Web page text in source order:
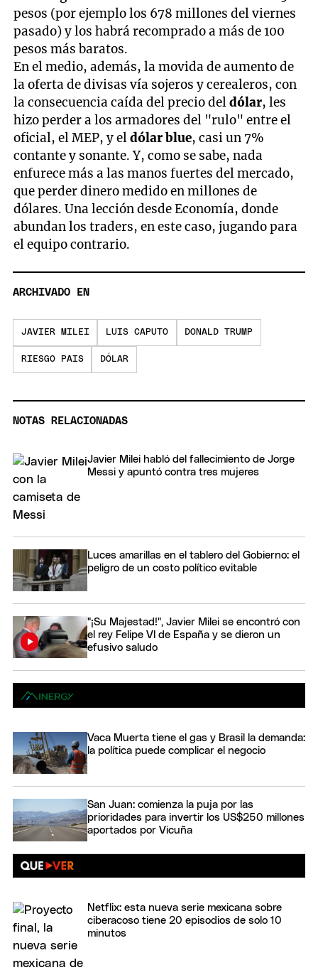
pesos (por ejemplo los 678 millones del viernes
pasado) y los habrá recomprado a más de 100
pesos más baratos.
En el medio, además, la movida de aumento de
la oferta de divisas vía sojeros y cerealeros, con
la consecuencia caída del precio deldólar, les
hizo perder a los armadores del "rulo" entre el
oficial, el MEP, y eldólar blue, casi un 7%
contante y sonante. Y, como se sabe, nada
enfurece más a las manos fuertes del mercado,
que perder dinero medido en millones de
dólares. Una lección desde Economía, donde
abundan los traders, en este caso, jugando para
el equipo contrario.
ARCHIVADO EN
JAVIER MILEI LUIS CAPUTO DONALD TRUMP
RIESGO PAIS DÓLAR
NOTAS RELACIONADAS
Javier Milei habló del fallecimiento de Jorge
Messi y apuntó contra tres mujeres
Luces amarillas en el tablero del Gobierno: el
peligro de un costo político evitable
"¡Su Majestad!", Javier Milei se encontró con
el rey Felipe VI de España y se dieron un
efusivo saludo
Vaca Muerta tiene el gas y Brasil la demanda:
la política puede complicar el negocio
San Juan: comienza la puja por las
prioridades para invertir los US$250 millones
aportados por Vicuña
Netflix: esta nueva serie mexicana sobre
ciberacoso tiene 20 episodios de solo 10
minutos